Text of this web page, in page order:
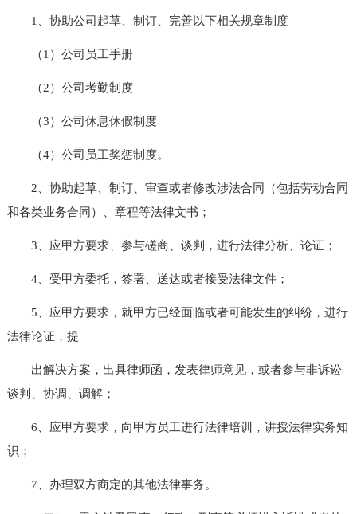
1、协助公司起草、制订、完善以下相关规章制度
（1）公司员工手册
（2）公司考勤制度
（3）公司休息休假制度
（4）公司员工奖惩制度。
2、协助起草、制订、审查或者修改涉法合同（包括劳动合同
和各类业务合同）、章程等法律文书；
3、应甲方要求、参与磋商、谈判，进行法律分析、论证；
4、受甲方委托，签署、送达或者接受法律文件；
5、应甲方要求，就甲方已经面临或者可能发生的纠纷，进行
法律论证，提
出解决方案，出具律师函，发表律师意见，或者参与非诉讼
谈判、协调、调解；
6、应甲方要求，向甲方员工进行法律培训，讲授法律实务知
识；
7、办理双方商定的其他法律事务。